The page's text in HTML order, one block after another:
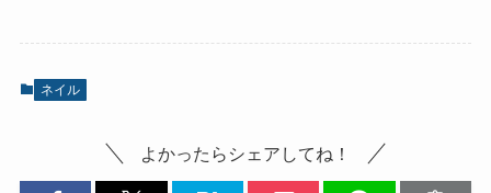
ネイル
よかったらシェアしてね！